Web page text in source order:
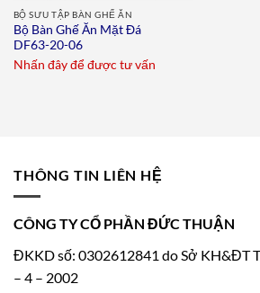
BỘ SƯU TẬP BÀN GHẾ ĂN
Bộ Bàn Ghế Ăn Mặt Đá
DF63-20-06
Nhấn đây để được tư vấn
THÔNG TIN LIÊN HỆ
CÔNG TY CỔ PHẦN ĐỨC THUẬN
ĐKKD số: 0302612841 do Sở KH&ĐT
– 4 – 2002